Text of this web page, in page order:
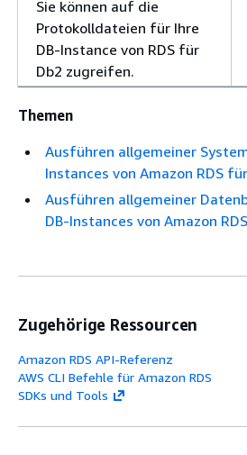
Sie können auf die
Protokolldateien für Ihre
DB-Instance von RDS für
Db2 zugreifen.
Themen
Ausführen allgemeiner
Instances von Amazon RDS
Ausführen allgemeiner
DB-Instances von Amazon
Zugehörige Ressourcen
Amazon RDS API-Referenz
AWS CLI Befehle für Amazon RDS
SDKs und Tools